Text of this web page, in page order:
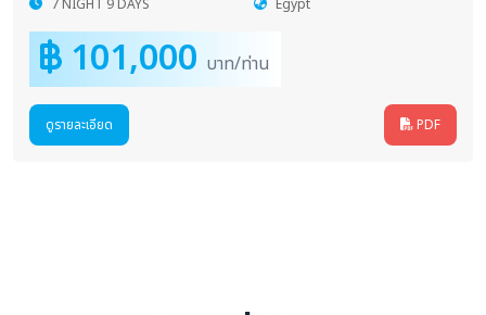
7 NIGHT 9 DAYS Egypt
101,000 บาท/ท่าน
ดูรายละเอียด PDF